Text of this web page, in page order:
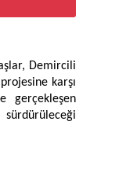
Demircili
karşı
gerçekleşen
sürdürüleceği